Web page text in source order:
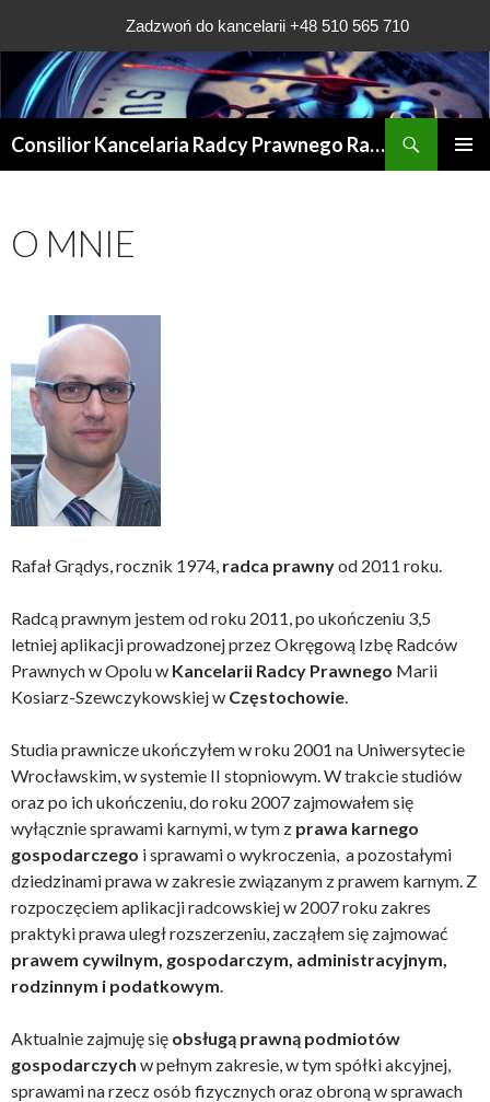
Zadzwoń do kancelarii +48 510 565 710
Consilior Kancelaria Radcy Prawnego Rafała Grądys
O MNIE
Rafał Grądys, rocznik 1974, radca prawnyod 2011 roku.
Radcą prawnym jestem od roku 2011, po ukończeniu 3,5
letniej aplikacji prowadzonej przez Okręgową Izbę Radców
Prawnych w Opolu w Kancelarii Radcy Prawnego Marii
Kosiarz-Szewczykowskiej w Częstochowie.
Studia prawnicze ukończyłem w roku 2001 na Uniwersytecie
Wrocławskim, w systemie II stopniowym. W trakcie studiów
oraz po ich ukończeniu, do roku 2007 zajmowałem się
wyłącznie sprawami karnymi, w tym z prawa karnego
gospodarczego i sprawami o wykroczenia, a pozostałymi
dziedzinami prawa w zakresie związanym z prawem karnym. Z
rozpoczęciem aplikacji radcowskiej w 2007 roku zakres
praktyki prawa uległ rozszerzeniu, zacząłem się zajmować
prawem cywilnym, gospodarczym, administracyjnym,
rodzinnym i podatkowym.
Aktualnie zajmuję się obsługą prawną podmiotów
gospodarczych w pełnym zakresie, w tym spółki akcyjnej,
sprawami na rzecz osób fizycznych oraz obroną w sprawach